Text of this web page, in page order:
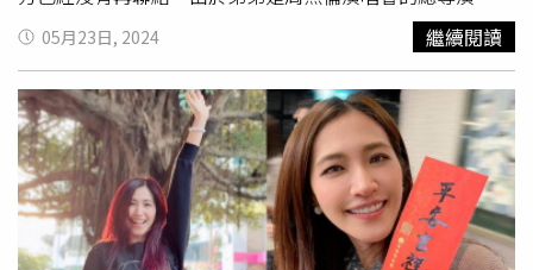
此每當周杰倫要在台灣辦演唱會，很多親朋好友都會找他拿
票，「但說真的，我自己都沒有票」。小鐘表示他也不會有
周杰倫演唱會的門票。（圖／翻攝自YouTube／同學來了）
小鐘表示他也不會有周杰倫演唱會的門票。（圖／翻攝自
YouTube／同學來了）小鐘坦言，對方只要回到台灣開唱，
自己都會很怕接到朋友的電話，「最怕周杰倫在台灣開演唱
會」，除此之外，他還曾被拜託能否在後台與周杰倫合照，
他每次都只能雙手一攤，「我真的也沒辦法」。小鐘推薦大
家可以找阿Ken要周杰倫的門票。（圖／翻攝自YouTube／
05月23日, 2024 繼續閱讀